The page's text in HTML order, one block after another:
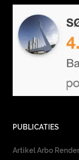
PUBLICATIES
Artikel Arbo